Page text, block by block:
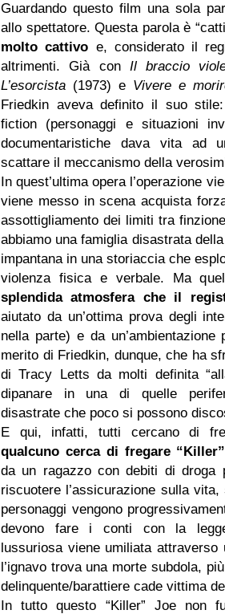
Guardando questo film una sola
allo spettatore. Questa parola è
molto cattivo e, considerato il
altrimenti. Già con Il braccio
L’esorcista (1973) e Vivere e
Friedkin aveva definito il suo
fiction (personaggi e situazioni
documentaristiche dava vita ad
scattare il meccanismo della
In quest’ultima opera l’operazione
viene messo in scena acquista
assottigliamento dei limiti tra
abbiamo una famiglia disastrata
impantana in una storiaccia che
violenza fisica e verbale. Ma
splendida atmosfera che il
aiutato da un’ottima prova degli
nella parte) e da
merito di Friedkin, dunque, che ha
di Tracy Letts da molti definita
dipanare in una di quelle
disastrate che poco si possono
E qui, infatti, tutti cercano di
qualcuno cerca di fregare
da un ragazzo con debiti di droga
riscuotere l’assicurazione sulla vita,
personaggi vengono
devono fare i conti con la
lussuriosa viene umiliata
l’ignavo trova una morte subdola,
delinquente/barattiere cade vittima
In tutto questo “Killer” Joe non